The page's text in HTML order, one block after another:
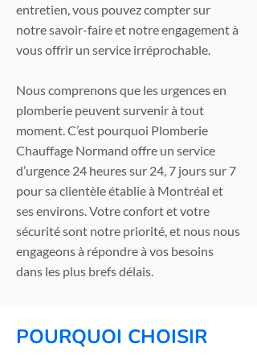
entretien, vous pouvez compter sur
notre savoir-faire et notre engagement à
vous offrir un service irréprochable.
Nous comprenons que les urgences en
plomberie peuvent survenir à tout
moment. C’est pourquoi Plomberie
Chauffage Normand offre un service
d’urgence 24 heures sur 24, 7 jours sur 7
pour sa clientèle établie à Montréal et
ses environs. Votre confort et votre
sécurité sont notre priorité, et nous nous
engageons à répondre à vos besoins
dans les plus brefs délais.
POURQUOI CHOISIR